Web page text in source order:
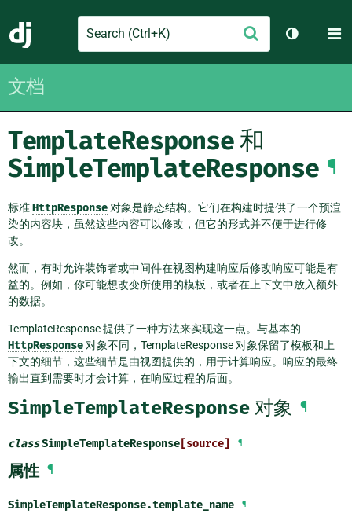
Django
Search
交
切换主题
文档
TemplateResponse和
SimpleTemplateResponse ¶
标准HttpResponse 对象是静态结构。它们在构建时提供了一个预渲
染的内容块，虽然这些内容可以修改，但它的形式并不便于进行修
改。
然而，有时允许装饰者或中间件在视图构建响应后修改响应可能是有
益的。例如，你可能想改变所使用的模板，或者在上下文中放入额外
的数据。
TemplateResponse 提供了一种方法来实现这一点。与基本的
HttpResponse 对象不同，TemplateResponse 对象保留了模板和上
下文的细节，这些细节是由视图提供的，用于计算响应。响应的最终
输出直到需要时才会计算，在响应过程的后面。
SimpleTemplateResponse 对象 ¶
classSimpleTemplateResponse [source] ¶
属性 ¶
SimpleTemplateResponse.template_name ¶